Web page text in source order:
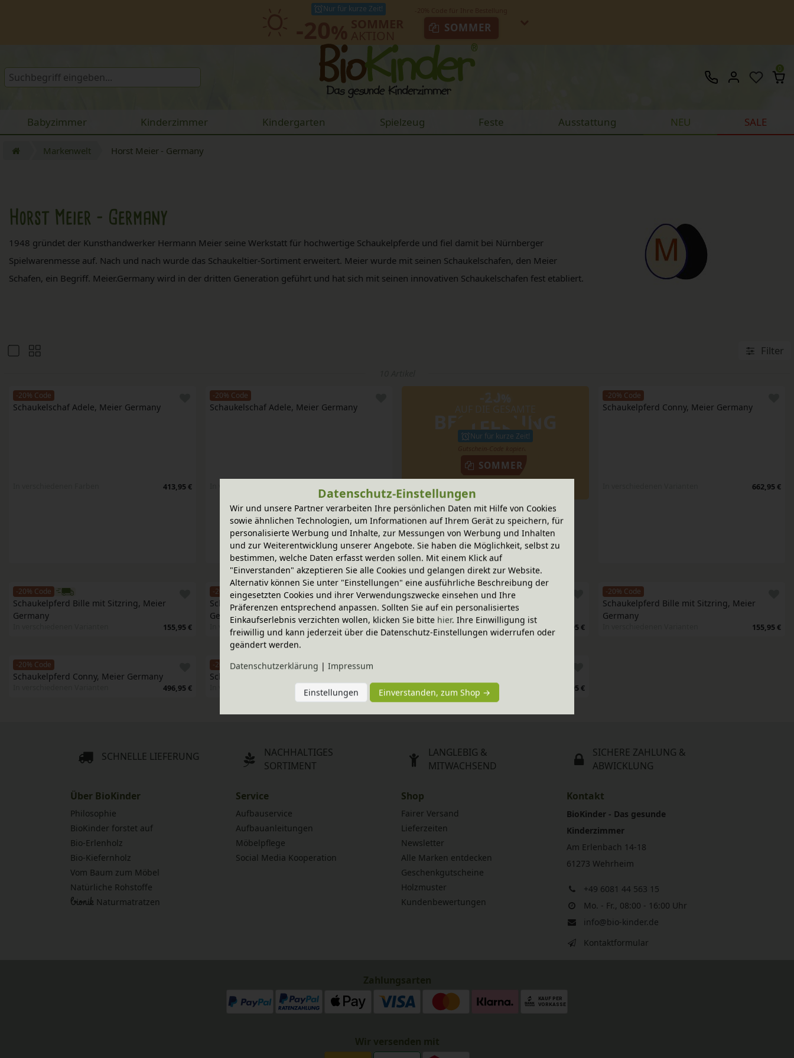
Nur für kurze Zeit!
SOMMER
0
Babyzimmer Kinderzimmer Kindergarten Spielzeug Feste Ausstattung NEU SALE
Markenwelt Horst Meier - Germany
Horst Meier - Germany
1948 gründet der Kunsthandwerker Hermann Meier seine Werkstatt für hochwertige Schaukelpferde und fiel damit bei Nürnberger
Spielwarenmesse auf. Nach und nach wurde das Schaukeltier-Sortiment erweitert. Meier wurde mit seinen Schaukelschafen, den Meier
Schafen, ein Begriff. Meier.Germany wird in der dritten Generation geführt und hat sich mit seinen innovativen Schaukelschafen fest etabliert.
Filter
-20% Code
Schaukelschaf Adele, Meier Germany
413,95 €
-20% Code
Schaukelschaf Adele, Meier Germany
413,95 €
AUF DIE GESAMTE
BESTELLUNG
Nur für kurze Zeit!
SOMMER
-20% Code
Schaukelpferd Conny, Meier Germany
662,95 €
-20% Code
Schaukelpferd Bille mit Sitzring, Meier
Germany
155,95 €
-20% Code
Schaukelpferd Bille mit Sitzring, Meier
Germany
In verschiedenen Varianten 155,95 €
-20% Code
Schaukelpferd Bille mit Sitzring, Meier
Germany
In verschiedenen Varianten 155,95 €
-20% Code
Schaukelpferd Bille mit Sitzring, Meier
Germany
155,95 €
-20% Code
Schaukelpferd Conny, Meier Germany
496,95 €
-20% Code
Schaukelpferd Conny, Meier Germany
In verschiedenen Varianten 496,95 € In verschiedenen Varianten 662,95 €
SCHNELLE LIEFERUNG
NACHHALTIGES
SORTIMENT
LANGLEBIG &
MITWACHSEND
SICHERE ZAHLUNG &
ABWICKLUNG
Über BioKinder
Philosophie
BioKinder forstet auf
Bio-Erlenholz
Bio-Kiefernholz
Vom Baum zum Möbel
Natürliche Rohstoffe
bionik Naturmatratzen
Service
Aufbauservice
Aufbauanleitungen
Möbelpflege
Social Media Kooperation
Shop
Fairer Versand
Lieferzeiten
Newsletter
Alle Marken entdecken
Geschenkgutscheine
Holzmuster
Kundenbewertungen
Kontakt
BioKinder - Das gesunde
Kinderzimmer
Am Erlenbach 14-18
61273 Wehrheim
+49 6081 44 563 15
Mo. - Fr., 08:00 - 16:00 Uhr
info@bio-kinder.de
Kontaktformular
Zahlungsarten
Wir versenden mit
Datenschutz-Einstellungen
Wir und unsere Partner verarbeiten Ihre persönlichen Daten mit Hilfe von Cookies
sowie ähnlichen Technologien, um Informationen auf Ihrem Gerät zu speichern, für
personalisierte Werbung und Inhalte, zur Messungen von Werbung und Inhalten
und zur Weiterentwicklung unserer Angebote. Sie haben die Möglichkeit, selbst zu
bestimmen, welche Daten erfasst werden sollen. Mit einem Klick auf
"Einverstanden" akzeptieren Sie alle Cookies und gelangen direkt zur Website.
Alternativ können Sie unter "Einstellungen" eine ausführliche Beschreibung der
eingesetzten Cookies und ihrer Verwendungszwecke einsehen und Ihre
Präferenzen entsprechend anpassen. Sollten Sie auf ein personalisiertes
Einkaufserlebnis verzichten wollen, klicken Sie bitte hier. Ihre Einwilligung ist
freiwillig und kann jederzeit über die Datenschutz-Einstellungen widerrufen oder
geändert werden.
Daten­schutz­erklärung | Impressum
Einstellungen Einverstanden, zum Shop →